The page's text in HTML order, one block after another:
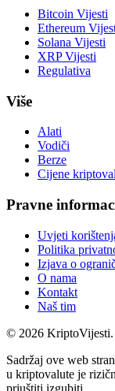
Bitcoin Vijesti
Ethereum
Solana Vijesti
XRP Vijesti
Regulativa
Više
Alati
Vodiči
Berze
Cijene
Pravne
Uvjeti
Politika
Izjava o
O nama
Kontakt
Naš tim
© 2026 KriptoVijesti.
Sadržaj ove web
u kriptovalute je
priuštiti izgubiti.